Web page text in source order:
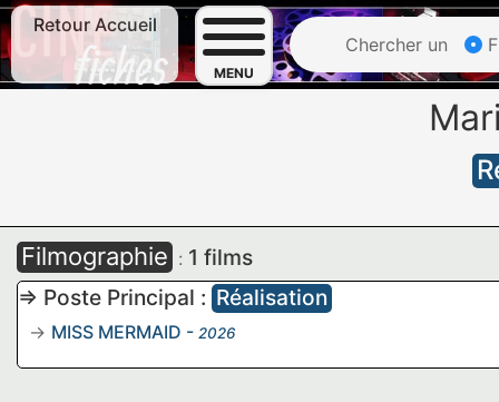
Retour Accueil
MENU
Chercher un
Filmographie : 1 films
=> Poste Principal : Réalisation
MISS MERMAID - 2026